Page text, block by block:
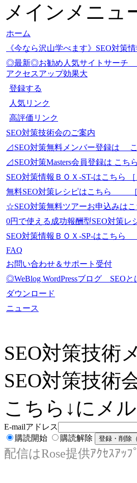
メインメニュ
ホーム
《今なら沢山学べます
◎最新◎お勧め人
アクセスアップ効果大
登録する
人気リンク
高評価リンク
SEO対策技術会のご案内
⊿SEO対策無料メンバー登録は
⊿SEO対策Masters会員登録は こちら
SEO対策情報ＢＯＸ-ST-はこちら ［
無料SEO対策レシピはこちら ［
☆SEO対策無料ツアーお申
0円で使える成功報酬型SEO対
SEO対策情報ＢＯＸ-SP-
FAQ
お問い合わせ＆サポート受付
◎WeBlog WordPressブログ SEO
ダウンロード
ニュース
SEO対策技術
SEO対策技術
こちら↓にメ
E-mailアドレス
購読開始
購読解除
配信はRose提供ｱｸｾｽｱ